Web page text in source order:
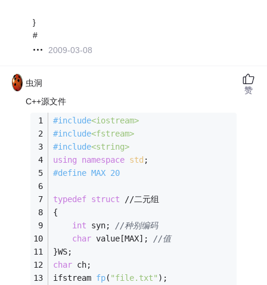
}
#
2009-03-08
虫洞
C++源文件
#include<iostream>
#include<fstream>
#include<string>
using
namespace std ;
#define MAX 20
typedef struct //二元组
{
int syn; //种别编码
char value[MAX]; //值
}WS;
char ch;
ifstream fp( "file.txt" ) ;
赞